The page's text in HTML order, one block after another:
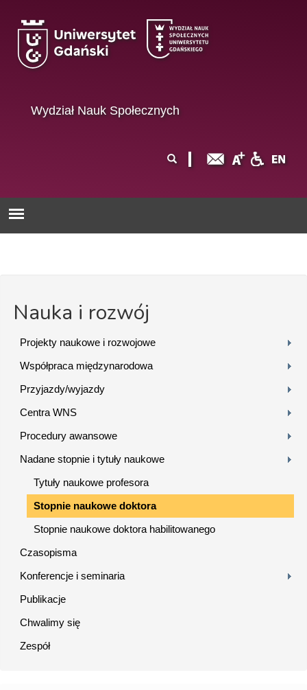
Wydział Nauk Społecznych
wyszukiwania
Nauka i rozwój
Projekty naukowe i rozwojowe
Współpraca międzynarodowa
Przyjazdy/wyjazdy
Centra WNS
Procedury awansowe
Nadane stopnie i tytuły naukowe
Tytuły naukowe profesora
Stopnie naukowe doktora
Stopnie naukowe doktora habilitowanego
Czasopisma
Konferencje i seminaria
Publikacje
Chwalimy się
Zespół